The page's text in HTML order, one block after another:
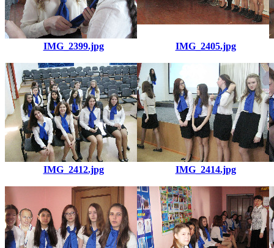
IMG_2399.jpg IMG_2405.jpg
IMG_2412.jpg IMG_2414.jpg